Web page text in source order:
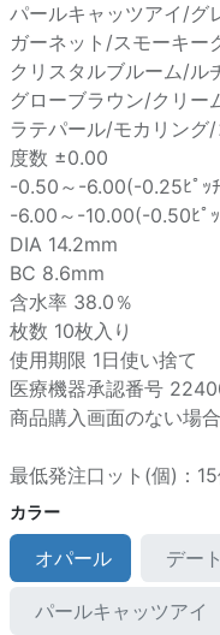
パールキャッツアイ/グ
ガーネット/スモーキー
クリスタルブルーム/ル
グローブラウン/クリー
ラテパール/モカリング
度数 ±0.00
-0.50～-6.00(-0.25ﾋﾟｯ
-6.00～-10.00(-0.50ﾋﾟ
DIA 14.2mm
BC 8.6mm
含水率 38.0％
枚数 10枚入り
使用期限 1日使い捨て
医療機器承認番号
商品購入画面のない場
最低発注口ット(個)：
カラー
オパール デー
パールキャッツアイ